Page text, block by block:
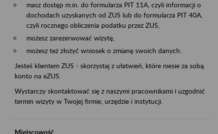
masz dostęp m.in. do formularza PIT 11A, czyli informacji o
dochodach uzyskanych od ZUS lub do formularza PIT 40A,
czyli rocznego obliczenia podatku przez ZUS,
możesz zarezerwować wizytę,
możesz też złożyć wniosek o zmianę swoich danych.
Jesteś klientem ZUS - skorzystaj z ułatwień, które niesie za sobą
konto na eZUS.
Wystarczy skontaktować się z naszymi pracownikami i uzgodnić
termin wizyty w Twojej firmie, urzędzie i instytucji.
Miejscowość